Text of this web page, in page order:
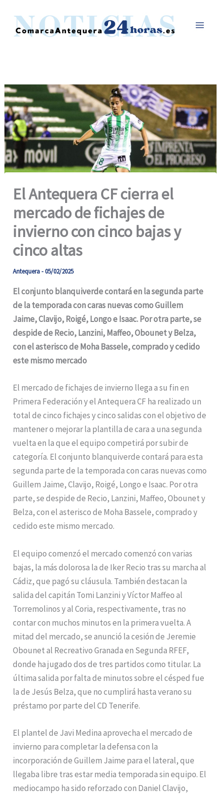
contenido
El Antequera CF cierra el
mercado de fichajes de
invierno con cinco bajas y
cinco altas
Antequera-05/02/2025
El conjunto blanquiverde contará en la segunda parte
de la temporada con caras nuevas como Guillem
Jaime, Clavijo, Roigé, Longo e Isaac. Por otra parte, se
despide de Recio, Lanzini, Maffeo, Obounet y Belza,
con el asterisco de Moha Bassele, comprado y cedido
este mismo mercado
El mercado de fichajes de invierno llega a su fin en
Primera Federación y el Antequera CF ha realizado un
total de cinco fichajes y cinco salidas con el objetivo de
mantener o mejorar la plantilla de cara a una segunda
vuelta en la que el equipo competirá por subir de
categoría. El conjunto blanquiverde contará para esta
segunda parte de la temporada con caras nuevas como
Guillem Jaime, Clavijo, Roigé, Longo e Isaac. Por otra
parte, se despide de Recio, Lanzini, Maffeo, Obounet y
Belza, con el asterisco de Moha Bassele, comprado y
cedido este mismo mercado.
El equipo comenzó el mercado comenzó con varias
bajas, la más dolorosa la de Iker Recio tras su marcha al
Cádiz, que pagó su cláusula. También destacan la
salida del capitán Tomi Lanzini y Víctor Maffeo al
Torremolinos y al Coria, respectivamente, tras no
contar con muchos minutos en la primera vuelta. A
mitad del mercado, se anunció la cesión de Jeremie
Obounet al Recreativo Granada en Segunda RFEF,
donde ha jugado dos de tres partidos como titular. La
última salida por falta de minutos sobre el césped fue
la de Jesús Belza, que no cumplirá hasta verano su
préstamo por parte del CD Tenerife.
El plantel de Javi Medina aprovecha el mercado de
invierno para completar la defensa con la
incorporación de Guillem Jaime para el lateral, que
llegaba libre tras estar media temporada sin equipo. El
mediocampo ha sido reforzado con Daniel Clavijo,